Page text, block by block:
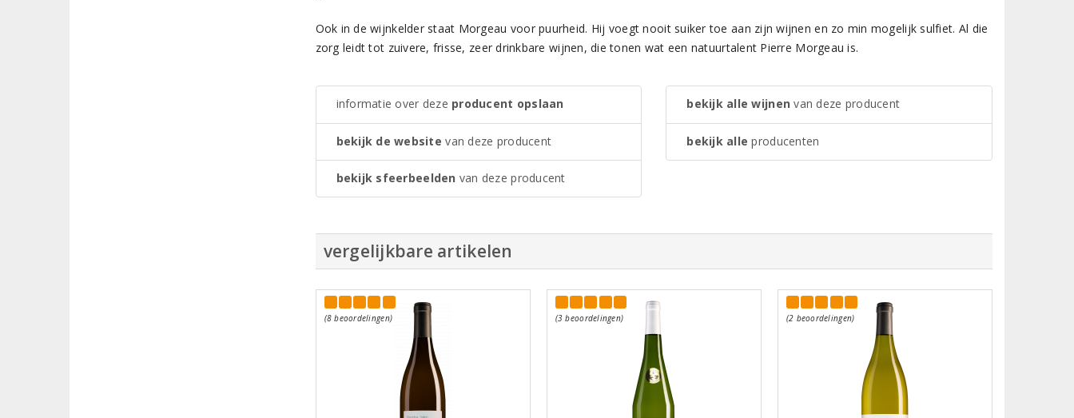
Ook in de wijnkelder staat Morgeau voor puurheid. Hij voegt nooit suiker toe aan zijn wijnen en zo min mogelijk sulfiet. Al die
zorg leidt tot zuivere, frisse, zeer drinkbare wijnen, die tonen wat een natuurtalent Pierre Morgeau is.
informatie over deze producent opslaan
bekijk de website van deze producent
bekijk sfeerbeelden van deze producent
bekijk alle wijnen van deze producent
bekijk alle producenten
vergelijkbare artikelen
(8 beoordelingen) (3 beoordelingen) (2 beoordelingen)